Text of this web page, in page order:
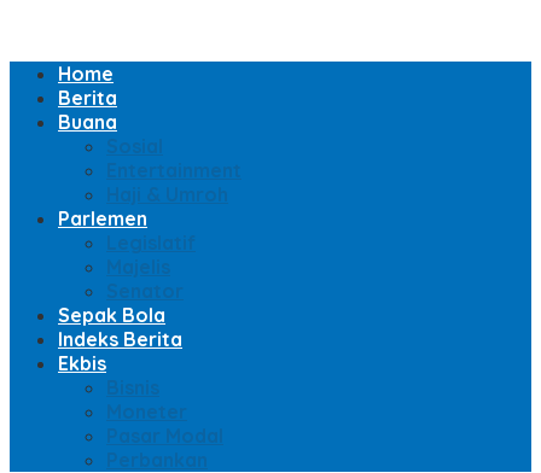
Home
Berita
Buana
Sosial
Entertainment
Haji & Umroh
Parlemen
Legislatif
Majelis
Senator
Sepak Bola
Indeks Berita
Ekbis
Bisnis
Moneter
Pasar Modal
Perbankan